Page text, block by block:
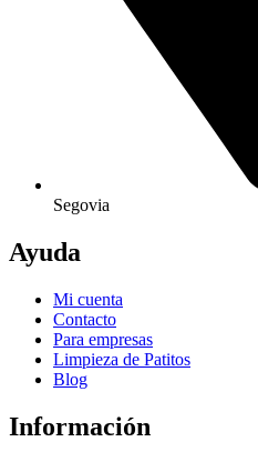
Segovia
Ayuda
Mi cuenta
Contacto
Para empresas
Limpieza de Patitos
Blog
Información